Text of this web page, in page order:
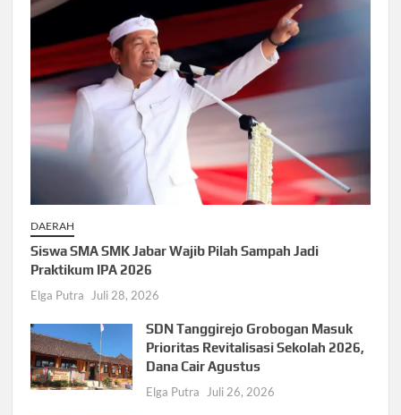
DAERAH
Siswa SMA SMK Jabar Wajib Pilah Sampah Jadi
Praktikum IPA 2026
Elga Putra Juli 28, 2026
SDN Tanggirejo Grobogan Masuk
Prioritas Revitalisasi Sekolah 2026,
Dana Cair Agustus
Elga Putra Juli 26, 2026